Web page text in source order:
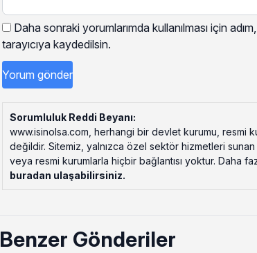
Daha sonraki yorumlarımda kullanılması için
tarayıcıya kaydedilsin.
Sorumluluk Reddi Beyanı:
www.isinolsa.com, herhangi bir devlet kurumu, resmi
değildir. Sitemiz, yalnızca özel sektör hizmetleri
veya resmi kurumlarla hiçbir bağlantısı yoktur. Daha
buradan ulaşabilirsiniz.
Benzer Gönderiler